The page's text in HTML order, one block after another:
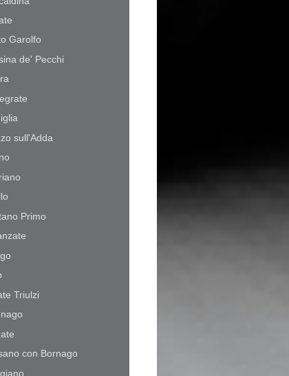
Garolfo
de' Pecchi
sull'Adda
Primo
Triulzi
con Bornago